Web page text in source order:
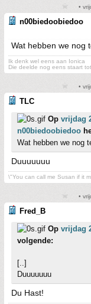
•
n00biedoobiedoo
Wat hebben we nog
Ik denk wel eens aan Ionica
Die deelde nog eens staart
•
TLC
Op vrijdag
n00biedoobiedoo
Wat hebben we nog
Duuuuuuu
\"You can call me Susan if it
•
Fred_B
Op vrijdag
volgende:
[..]
Duuuuuuu
Du Hast!